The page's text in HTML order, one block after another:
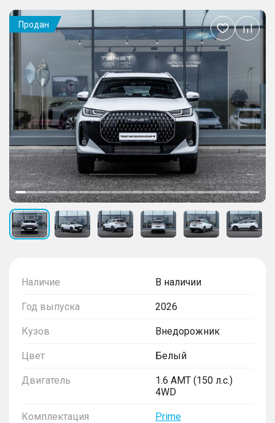
Наличие В наличии
Год выпуска 2026
Кузов Внедорожник
Цвет Белый
Двигатель
1.6 AMT (150 л.с.)
4WD
Комплектация Prime
Продан
Добавить
в
избранное